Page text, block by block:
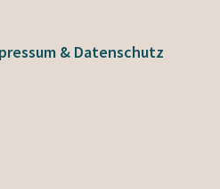
& Datenschutz